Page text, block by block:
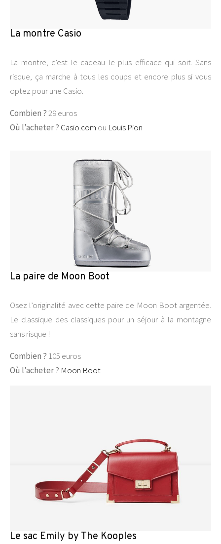
La montre Casio
La montre, c’est le cadeau le plus efficace qui soit. Sans
risque, ça marche à tous les coups et encore plus si vous
optez pour une Casio.
Combien ?29 euros
Où l’acheter ? Casio.com ou Louis Pion
La paire de Moon Boot
Osez l’originalité avec cette paire de Moon Boot argentée.
Le classique des classiques pour un séjour à la montagne
sans risque !
Combien ? 105 euros
Où l’acheter ? Moon Boot
Le sac Emily by The Kooples